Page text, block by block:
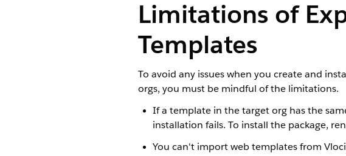
Limitations of
Templates
To avoid any issues when you create and
orgs, you must be mindful of the limitations.
If a template in the target org has the
installation fails. To install the package,
You can't import web templates from